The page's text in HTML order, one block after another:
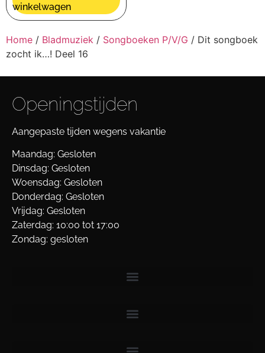
winkelwagen
Home / Bladmuziek / Songboeken P/V/G / Dit songboek
zocht ik…! Deel 16
Openingstijden
Aangepaste tijden wegens vakantie
Maandag: Gesloten
Dinsdag: Gesloten
Woensdag: Gesloten
Donderdag: Gesloten
Vrijdag: Gesloten
Zaterdag: 10:00 tot 17:00
Zondag: gesloten